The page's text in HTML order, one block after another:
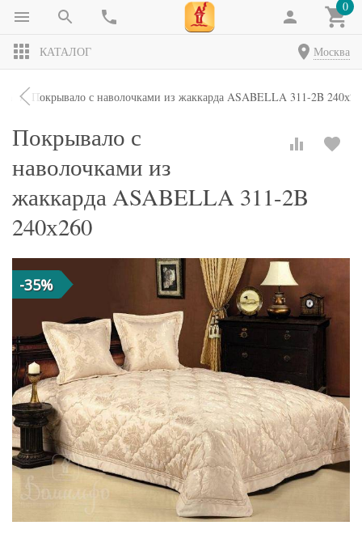
0
КАТАЛОГ Москва
Покрывало с наволочками из жаккарда ASABELLA 311-2B
Покрывало с
наволочками из
жаккарда ASABELLA 311-2B
240х260
-35%